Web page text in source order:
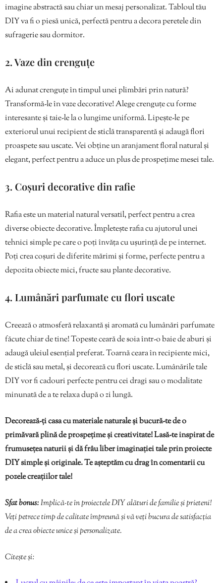
imagine abstractă sau chiar un mesaj personalizat. Tabloul tău
DIY va fi o piesă unică, perfectă pentru a decora peretele din
sufragerie sau dormitor.
2. Vaze din crenguțe
Ai adunat crenguțe în timpul unei plimbări prin natură?
Transformă-le în vaze decorative! Alege crenguțe cu forme
interesante și taie-le la o lungime uniformă. Lipește-le pe
exteriorul unui recipient de sticlă transparentă și adaugă flori
proaspete sau uscate. Vei obține un aranjament floral natural și
elegant, perfect pentru a aduce un plus de prospețime mesei tale.
3. Coșuri decorative din rafie
Rafia este un material natural versatil, perfect pentru a crea
diverse obiecte decorative. Împletește rafia cu ajutorul unei
tehnici simple pe care o poți învăța cu ușurință de pe internet.
Poți crea coșuri de diferite mărimi și forme, perfecte pentru a
depozita obiecte mici, fructe sau plante decorative.
4. Lumânări parfumate cu flori uscate
Creează o atmosferă relaxantă și aromată cu lumânări parfumate
făcute chiar de tine! Topeste ceară de soia într-o baie de aburi și
adaugă uleiul esențial preferat. Toarnă ceara în recipiente mici,
de sticlă sau metal, și decorează cu flori uscate. Lumânările tale
DIY vor fi cadouri perfecte pentru cei dragi sau o modalitate
minunată de a te relaxa după o zi lungă.
Decorează-ți casa cu materiale naturale și bucură-te de o
primăvară plină de prospețime și creativitate!Lasă-te inspirat de
frumusețea naturii și dă frâu liber imaginației tale prin proiecte
DIY simple și originale. Te așteptăm cu drag în comentarii cu
pozele creațiilor tale!
Sfat bonus:Implică-te în proiectele DIY alături de familie și prieteni!
Veți petrece timp de calitate împreună și vă veți bucura de satisfacția
de a crea obiecte unice și personalizate.
Citește și: